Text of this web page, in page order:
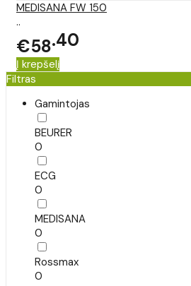
MEDISANA FW 150
..
€58 40
Į krepšelį
Filtras
Gamintojas
BEURER
0
ECG
0
MEDISANA
0
Rossmax
0